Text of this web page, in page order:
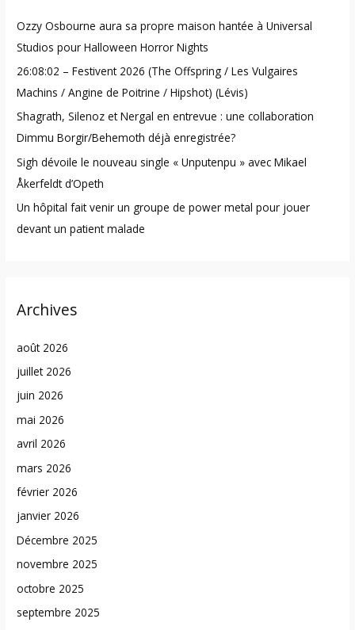
f
o
r
:
Ozzy Osbourne aura sa propre maison hantée à Universal
Studios pour Halloween Horror Nights
26:08:02 – Festivent 2026 (The Offspring / Les Vulgaires
Machins / Angine de Poitrine / Hipshot) (Lévis)
Shagrath, Silenoz et Nergal en entrevue : une collaboration
Dimmu Borgir/Behemoth déjà enregistrée?
Sigh dévoile le nouveau single « Unputenpu » avec Mikael
Åkerfeldt d’Opeth
Un hôpital fait venir un groupe de power metal pour jouer
devant un patient malade
Archives
août 2026
juillet 2026
juin 2026
mai 2026
avril 2026
mars 2026
février 2026
janvier 2026
Décembre 2025
novembre 2025
octobre 2025
septembre 2025